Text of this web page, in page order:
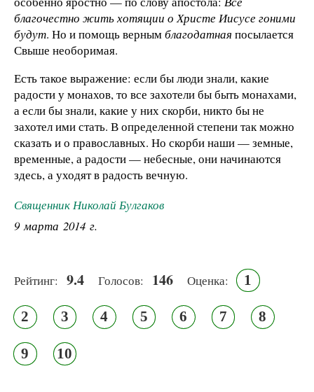
благочестно жить хотящии о Христе Иисусе гоними
будут. Но и помощь вернымблагодатная посылается
Свыше необоримая.
Есть такое выражение: если бы люди знали, какие
радости у монахов, то все захотели бы быть монахами,
а если бы знали, какие у них скорби, никто бы не
захотел ими стать. В определенной степени так можно
сказать и о православных. Но скорби наши — земные,
временные, а радости — небесные, они начинаются
здесь, а уходят в радость вечную.
Священник Николай Булгаков
9 марта 2014 г.
Рейтинг: 9.4 Голосов: 146 Оценка: 1
2 3 4 5 6 7 8
9 10